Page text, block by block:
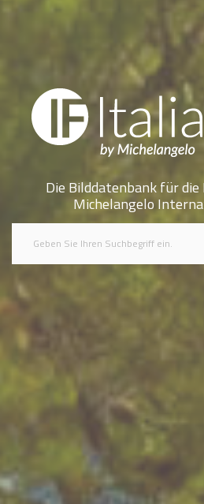
Die Bilddatenbank für
Michelangelo